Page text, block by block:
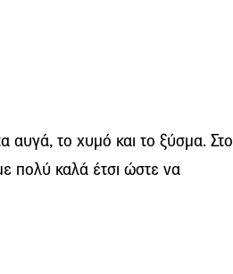
αυγά, το χυμό και το ξύσμα. Στο
πολύ καλά έτσι ώστε να